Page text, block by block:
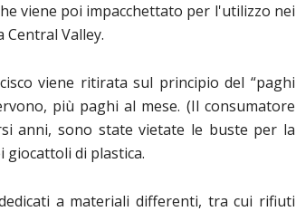
viene poi impacchettato per l'utilizzo nei
Valley.
viene ritirata sul principio del “paghi
più paghi al mese. (Il consumatore
anni, sono state vietate le buste per la
giocattoli di plastica.
a materiali differenti, tra cui rifiuti